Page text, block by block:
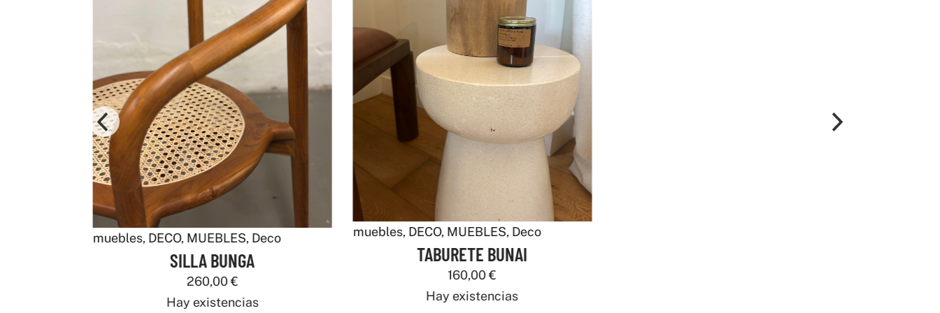
muebles, DECO, MUEBLES, Deco
SILLA BUNGA
260,00€
Hay existencias
muebles, DECO, MUEBLES, Deco
TABURETE BUNAI
160,00€
Hay existencias